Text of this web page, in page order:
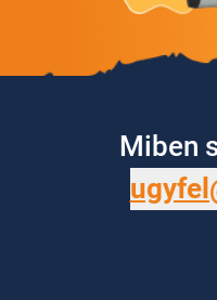
Miben